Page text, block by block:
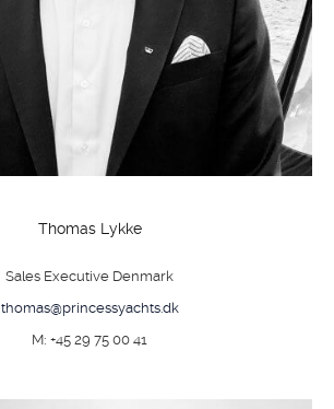
Thomas Lykke
Sales Executive Denmark
thomas@princessyachts.dk
M: +45 29 75 00 41